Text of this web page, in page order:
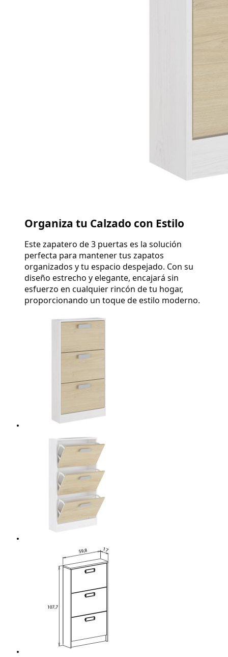
Organiza tu Calzado con Estilo
Este zapatero de 3 puertas es la solución
perfecta para mantener tus zapatos
organizados y tu espacio despejado. Con su
diseño estrecho y elegante, encajará sin
esfuerzo en cualquier rincón de tu hogar,
proporcionando un toque de estilo moderno.